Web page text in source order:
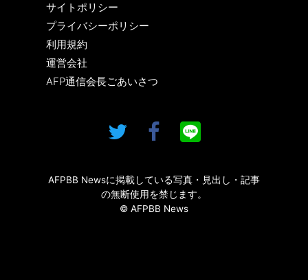
サイトポリシー
プライバシーポリシー
利用規約
運営会社
AFP通信会長ごあいさつ
AFPBB Newsに掲載している写真・見出し・記事
の無断使用を禁じます。
© AFPBB News